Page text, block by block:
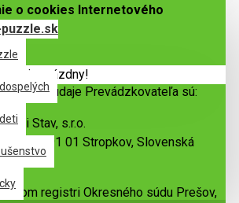
je prázdny!
o cookies Internetového
údaje Prevádzkovateľa sú:
Stav, s.r.o.
1979, 091 01 Stropkov, Slovenská
registri Okresného súdu Prešov,